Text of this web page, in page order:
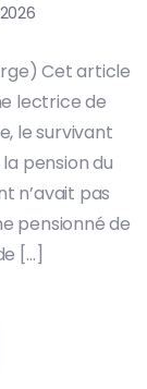
Cet article
lectrice de
le survivant
pension du
n’avait pas
pensionné de
[…]